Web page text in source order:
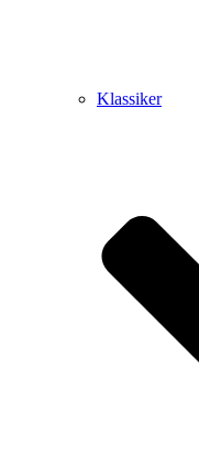
Klassiker